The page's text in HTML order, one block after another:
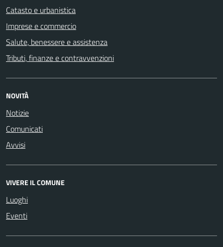
Catasto e urbanistica
Imprese e commercio
Salute, benessere e assistenza
Tributi, finanze e contravvenzioni
NOVITÀ
Notizie
Comunicati
Avvisi
VIVERE IL COMUNE
Luoghi
Eventi